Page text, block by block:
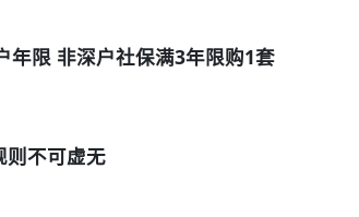
限 非深户社保满3年限购1套
则不可虚无